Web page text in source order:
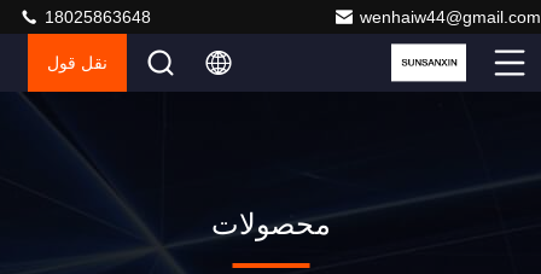
wenhaiw44@gmail.com
18025863648
نقل قول
محصولات